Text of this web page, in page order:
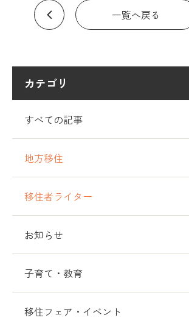
一覧へ戻る
カテゴリ
すべての記事
地方移住
移住者ライター
お知らせ
子育て・教育
移住フェア・イベント